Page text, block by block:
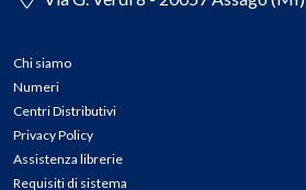
Chi siamo
Numeri
Centri Distributivi
Privacy Policy
Assistenza librerie
Requisiti di sistema